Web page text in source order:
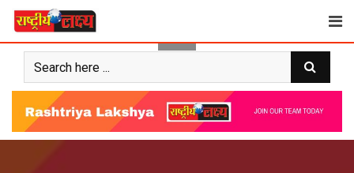
Skip
content